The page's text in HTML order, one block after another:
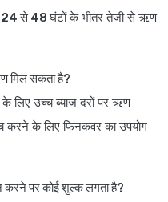
24 से 48 घंटोंके भीतर तेजी से ऋण
मिल सकता है?
लिए उच्च ब्याज दरों पर ऋण
करने के लिए फिनकवर का उपयोग
करने पर कोई शुल्क लगता है?